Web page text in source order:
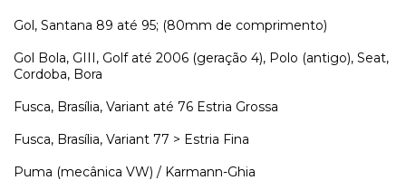
Gol, Santana 89 até 95; (80mm de comprimento)
Gol Bola, GIII, Golf até 2006 (geração 4), Polo (antigo), Seat,
Cordoba, Bora
Fusca, Brasília, Variant até 76 Estria Grossa
Fusca, Brasília, Variant 77 > Estria Fina
Puma (mecânica VW) / Karmann-Ghia